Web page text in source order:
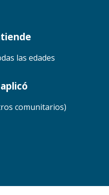
las edades
comunitarios)